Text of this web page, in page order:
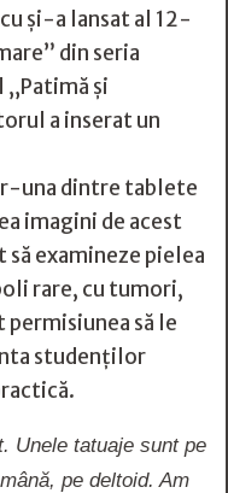
şi-a lansat al 12-
din seria
şi
a inserat un
una dintre tablete
imagini de acest
examineze pielea
rare, cu tumori,
permisiunea să le
studenților
Unele tatuaje sunt pe
pe deltoid. Am